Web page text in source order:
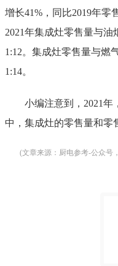
增长41%，同比2019年零
2021年集成灶零售量与油
1:12。集成灶零售量与燃
1:14。
小编注意到，2021年
中，集成灶的零售量和零
(文章来源：厨电参考-公众号